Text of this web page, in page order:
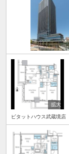
ピタットハウス武蔵境店